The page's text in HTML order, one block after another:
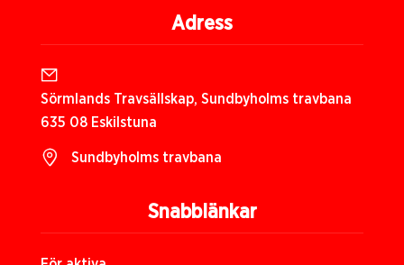
Snabblänkar
Adress
Sörmlands Travsällskap, Sundbyholms travbana
635 08 Eskilstuna
Sundbyholms travbana